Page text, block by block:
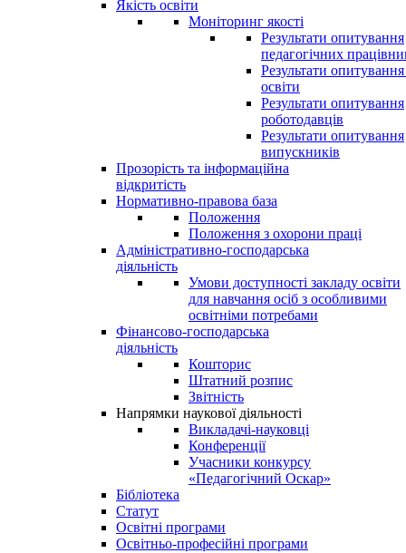
Якість освіти
Моніторинг якості
Результати опитування
педагогічних
Результати опитування
освіти
Результати опитування
роботодавців
Результати опитування
випускників
Прозорість та інформаційна
відкритість
Нормативно-правова база
Положення
Положення з охорони праці
Адміністративно-господарська
діяльність
Умови доступності закладу освіти
для навчання осіб з особливими
освітніми потребами
Фінансово-господарська
діяльність
Кошторис
Штатний розпис
Звітність
Напрямки наукової діяльності
Викладачі-науковці
Конференції
Учасники конкурсу
«Педагогічний Оскар»
Бібліотека
Статут
Освітні програми
Освітньо-професійні програми